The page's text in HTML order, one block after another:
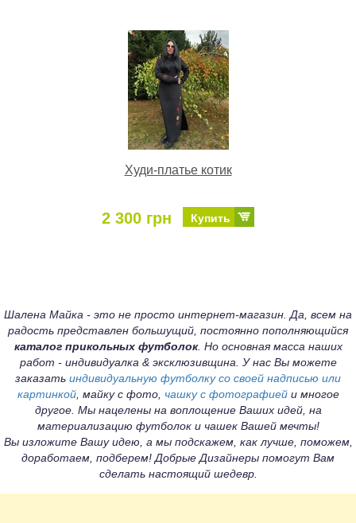
Худи-платье котик
2 300 грн Купить
Шалена Майка - это не просто интернет-магазин. Да, всем на
радость представлен большущий, постоянно пополняющийся
каталог прикольных футболок. Но основная масса наших
работ - индивидуалка & эксклюзивщина. У нас Вы можете
заказать индивидуальную футболку со своей надписью или
картинкой, майку с фото, чашку с фотографиейи многое
другое. Мы нацелены на воплощение Ваших идей, на
материализацию футболок и чашек Вашей мечты!
Вы изложите Вашу идею, а мы подскажем, как лучше, поможем,
доработаем, подберем! Добрые Дизайнеры помогут Вам
сделать настоящий шедевр.